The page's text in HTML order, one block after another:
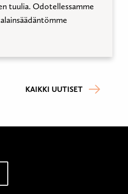
tuulia. Odotellessamme
KAIKKI UUTISET